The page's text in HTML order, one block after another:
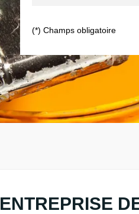
(*) Champs obligatoire
ENTREPRISE